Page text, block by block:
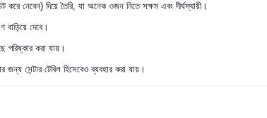
করে নেবেন) দিয়ে তৈরি, যা অনেক ওজন নিতে সক্ষম এবং দীর্ঘস্থায়ী।
বাড়িয়ে দেবে।
পরিষ্কার করা যায়।
জন্য সেন্টার টেবিল হিসেবেও ব্যবহার করা যায়।